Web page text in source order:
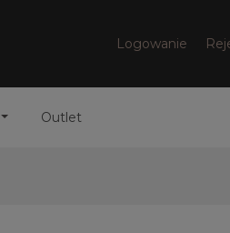
Logowanie
Outlet